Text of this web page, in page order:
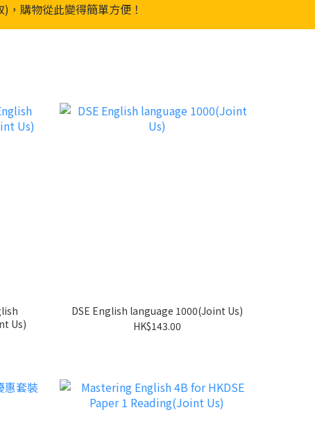
購物從此變得簡單方便！
Us)
DSE English language 1000(Joint Us)
HK$143.00